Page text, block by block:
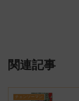
関連記事
チェンソーマン